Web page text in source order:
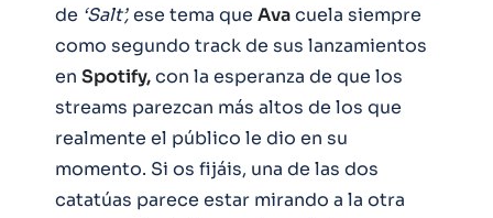
de ‘Salt’,ese tema que Avacuela siempre
como segundo track de sus lanzamientos
en Spotify,con la esperanza de que los
streams parezcan más altos de los que
realmente el público le dio en su
momento. Si os fijáis, una de las dos
catatúas parece estar mirando a la otra